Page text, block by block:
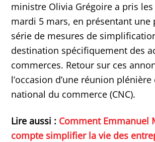
ministre Olivia Grégoire a pris
mardi 5 mars, en présentant une
série de mesures de
destination spécifiquement des
commerces. Retour sur ces
l’occasion d’une réunion plénière
national du commerce (CNC).
Lire aussi : Comment Emmanuel
compte simplifier la vie des